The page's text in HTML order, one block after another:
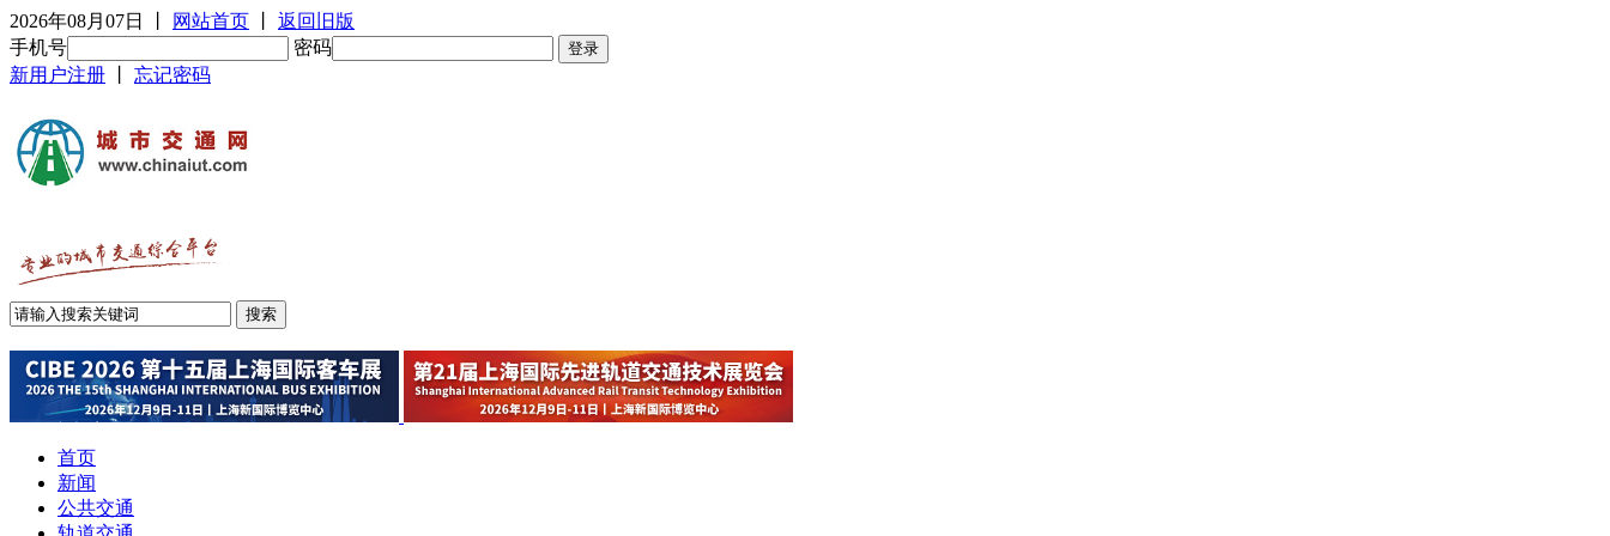
2026年08月07日 网站首页
返回旧版
手机号
密码
新用户注册
忘记密码
首页
新闻
公共交通